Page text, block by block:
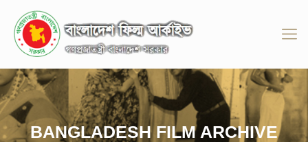
BANGLADESH FILM ARCHIVE